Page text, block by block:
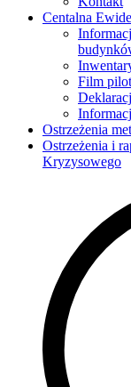
Centalna
Film
Ostrzeżenia
Ostrzeżenia i
Kryzysowego